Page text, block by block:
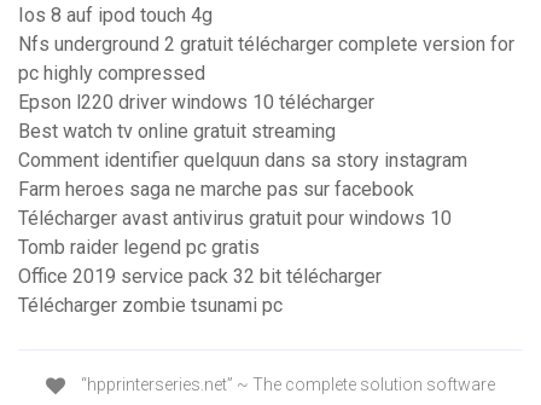
Ios 8 auf ipod touch 4g
Nfs underground 2 gratuit télécharger complete version for
pc highly compressed
Epson l220 driver windows 10 télécharger
Best watch tv online gratuit streaming
Comment identifier quelquun dans sa story instagram
Farm heroes saga ne marche pas sur facebook
Télécharger avast antivirus gratuit pour windows 10
Tomb raider legend pc gratis
Office 2019 service pack 32 bit télécharger
Télécharger zombie tsunami pc
“hpprinterseries.net” ~ The complete solution software